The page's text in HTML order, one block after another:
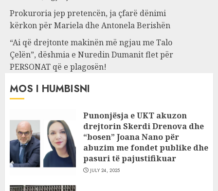
Prokuroria jep pretencën, ja çfarë dënimi
kërkon për Mariela dhe Antonela Berishën
“Ai që drejtonte makinën më ngjau me Talo
Çelën”, dëshmia e Nuredin Dumanit flet për
PERSONAT që e plagosën!
MOS I HUMBISNI
Punonjësja e UKT akuzon
drejtorin Skerdi Drenova dhe
“bosen” Joana Nano për
abuzim me fondet publike dhe
pasuri të pajustifikuar
JULY 24, 2025